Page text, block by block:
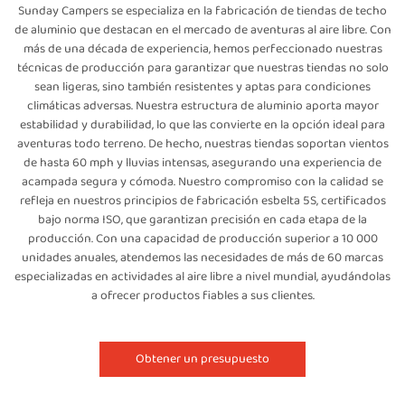
Sunday Campers se especializa en la fabricación de tiendas de techo
de aluminio que destacan en el mercado de aventuras al aire libre. Con
más de una década de experiencia, hemos perfeccionado nuestras
técnicas de producción para garantizar que nuestras tiendas no solo
sean ligeras, sino también resistentes y aptas para condiciones
climáticas adversas. Nuestra estructura de aluminio aporta mayor
estabilidad y durabilidad, lo que las convierte en la opción ideal para
aventuras todo terreno. De hecho, nuestras tiendas soportan vientos
de hasta 60 mph y lluvias intensas, asegurando una experiencia de
acampada segura y cómoda. Nuestro compromiso con la calidad se
refleja en nuestros principios de fabricación esbelta 5S, certificados
bajo norma ISO, que garantizan precisión en cada etapa de la
producción. Con una capacidad de producción superior a 10 000
unidades anuales, atendemos las necesidades de más de 60 marcas
especializadas en actividades al aire libre a nivel mundial, ayudándolas
a ofrecer productos fiables a sus clientes.
Obtener un presupuesto